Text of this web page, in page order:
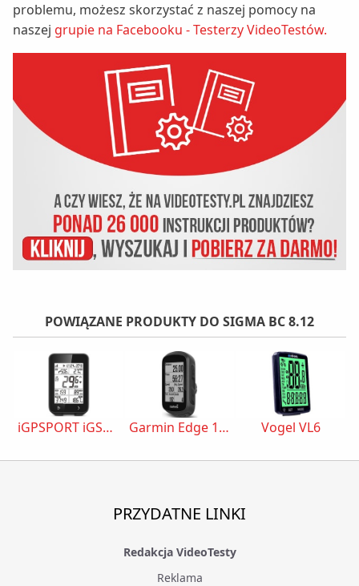
problemu, możesz skorzystać z naszej pomocy na
naszej grupie na Facebooku - Testerzy VideoTestów.
POWIĄZANE PRODUKTY DO SIGMA BC 8.12
iGPSPORT iGS320 Garmin Edge 130 Plus 010-02385-01 Vogel VL6
PRZYDATNE LINKI
Redakcja VideoTesty
Reklama